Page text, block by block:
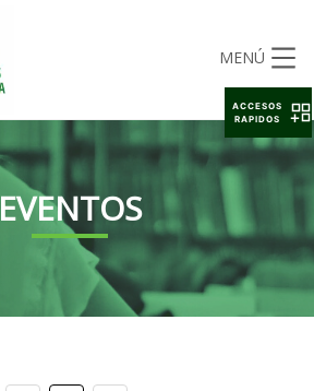
MENÚ
EVENTOS
ACCESOS
RAPIDOS